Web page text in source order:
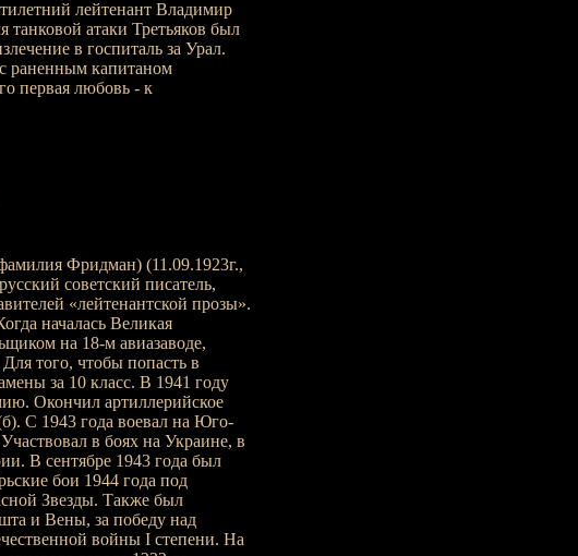
лейтенант Владимир
танковой атаки Третьяков был
в госпиталь за Урал.
раненным капитаном
первая любовь - к
Фридман) (11.09.1923г.,
советский писатель,
«лейтенантской прозы».
началась Великая
на 18-м авиазаводе,
того, чтобы попасть в
за 10 класс. В 1941 году
Окончил артиллерийское
С 1943 года воевал на Юго-
в боях на Украине, в
В сентябре 1943 года был
бои 1944 года под
Звезды. Также был
и Вены, за победу над
войны I степени. На